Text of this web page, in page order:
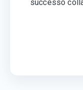
successo